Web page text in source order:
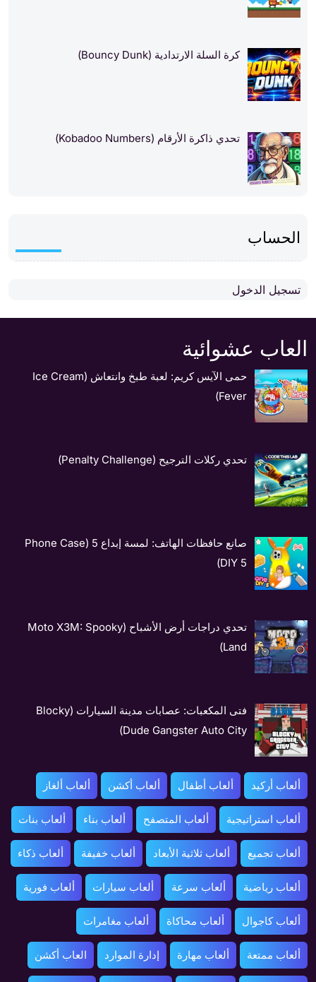
كرة السلة الارتدادية (Bouncy Dunk)
تحدي ذاكرة الأرقام (Kobadoo Numbers)
الحساب
تسجيل الدخول
العاب عشوائية
حمى الآيس كريم: لعبة طبخ وانتعاش (Ice Cream
Fever)
تحدي ركلات الترجيح (Penalty Challenge)
صانع حافظات الهاتف: لمسة إبداع 5 (Phone Case
DIY 5)
تحدي دراجات أرض الأشباح (Moto X3M: Spooky
Land)
فتى المكعبات: عصابات مدينة السيارات (Blocky
Dude Gangster Auto City)
ألعاب أركيد ألعاب أطفال ألعاب أكشن ألعاب ألغاز
ألعاب استراتيجية ألعاب المتصفح ألعاب بناء ألعاب بنات
ألعاب تجميع ألعاب ثلاثية الأبعاد ألعاب خفيفة ألعاب ذكاء
ألعاب رياضية ألعاب سرعة ألعاب سيارات ألعاب فورية
ألعاب كاجوال ألعاب محاكاة ألعاب مغامرات
ألعاب ممتعة ألعاب مهارة إدارة الموارد العاب أكشن